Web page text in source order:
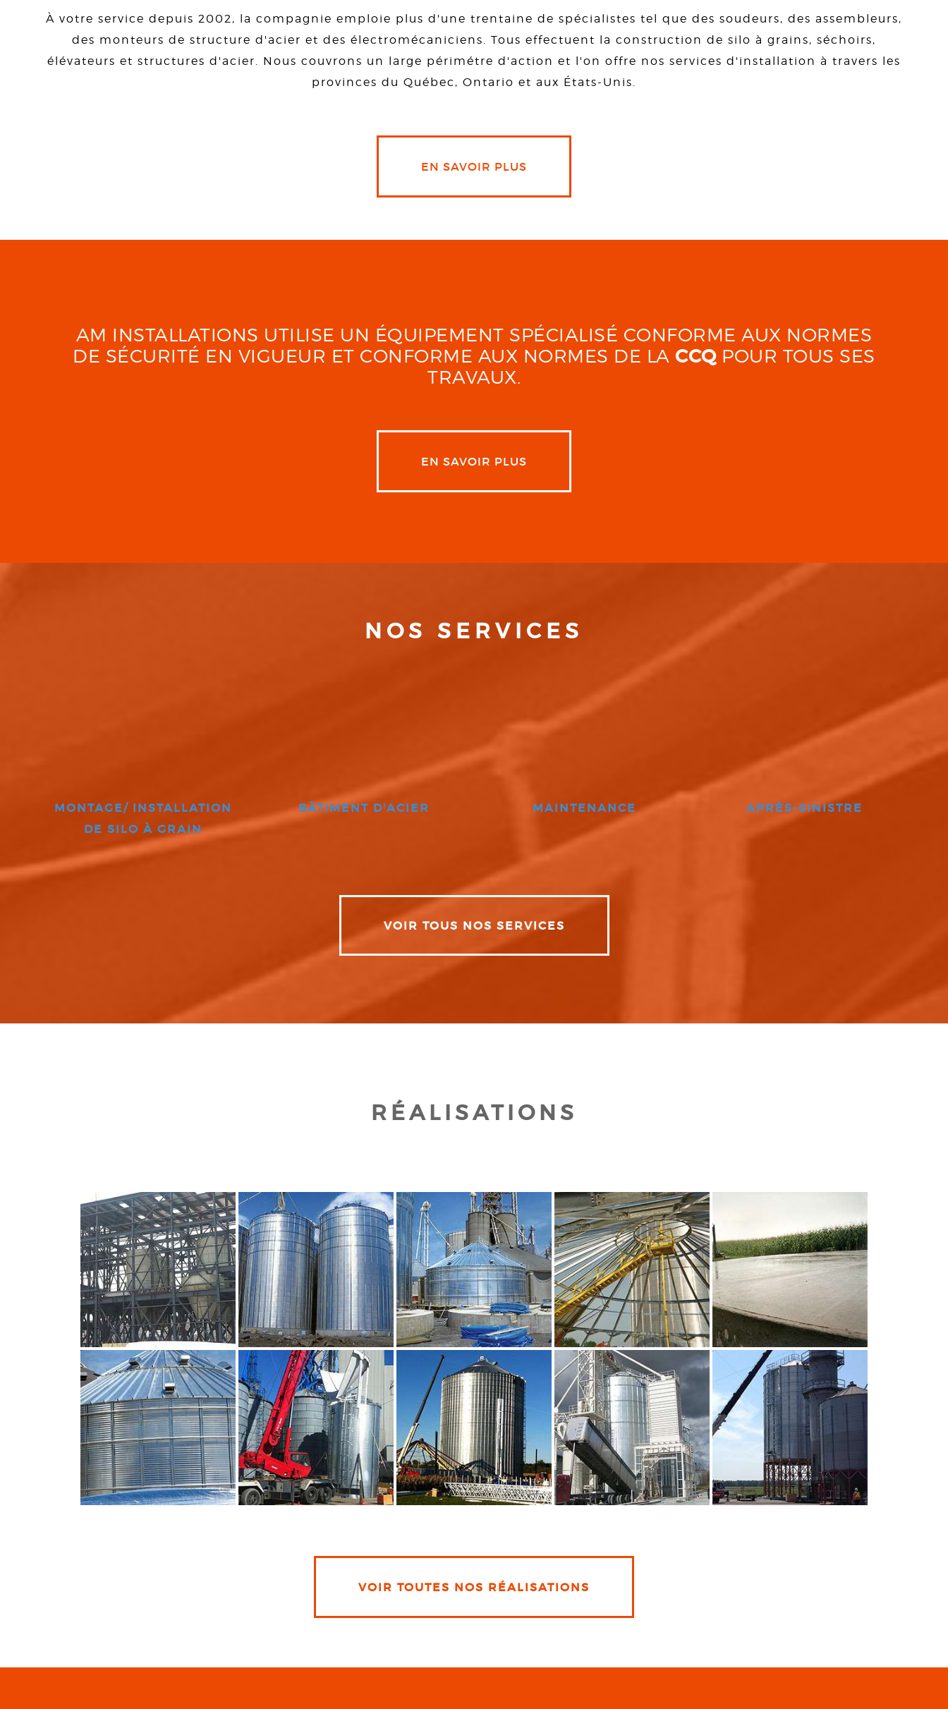
À votre service depuis 2002, la compagnie emploie plus d'une trentaine de spécialistes tel que des soudeurs, des assembleurs,
des monteurs de structure d'acier et des électromécaniciens. Tous effectuent la construction de silo à grains, séchoirs,
élévateurs et structures d'acier. Nous couvrons un large périmétre d'action et l'on offre nos services d'installation à travers les
provinces du Québec, Ontario et aux États-Unis.
EN SAVOIR PLUS
AM INSTALLATIONS UTILISE UN ÉQUIPEMENT SPÉCIALISÉ CONFORME AUX NORMES
DE SÉCURITÉ EN VIGUEUR ET CONFORME AUX NORMES DE LA CCQPOUR TOUS SES
TRAVAUX.
EN SAVOIR PLUS
NOS SERVICES
MONTAGE/ INSTALLATION
DE SILO À GRAIN
BÂTIMENT D'ACIER MAINTENANCE APRÈS-SINISTRE
VOIR TOUS NOS SERVICES
RÉALISATIONS
CLIQUEZ POUR AGRANDIR CLIQUEZ POUR AGRANDIR CLIQUEZ POUR AGRANDIR CLIQUEZ POUR AGRANDIR CLIQUEZ POUR AGRANDIR
VOIR TOUTES NOS RÉALISATIONS